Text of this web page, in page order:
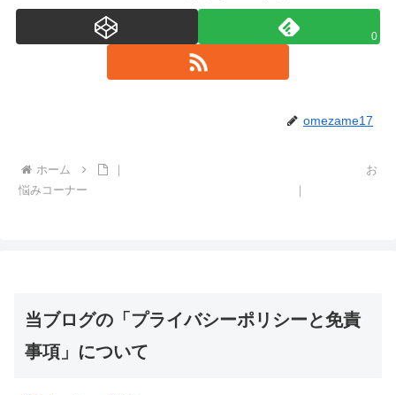
0
omezame17
ホーム
｜ お
悩みコーナー ｜
当ブログの「プライバシーポリシーと免責
事項」について